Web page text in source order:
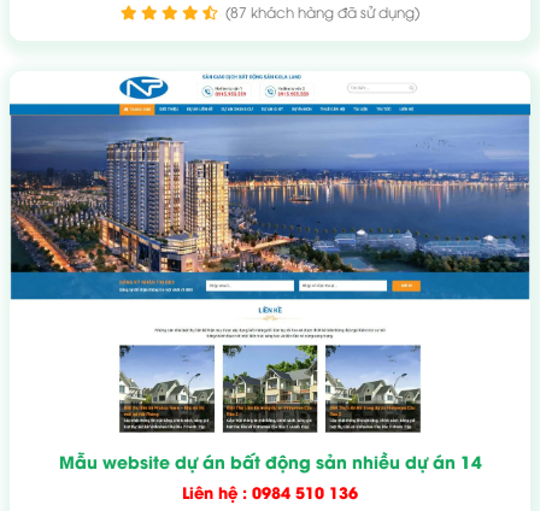
(87 khách hàng đã sử dụng)
Mẫu website dự án bất động sản nhiều dự án 14
Liên hệ : 0984 510 136